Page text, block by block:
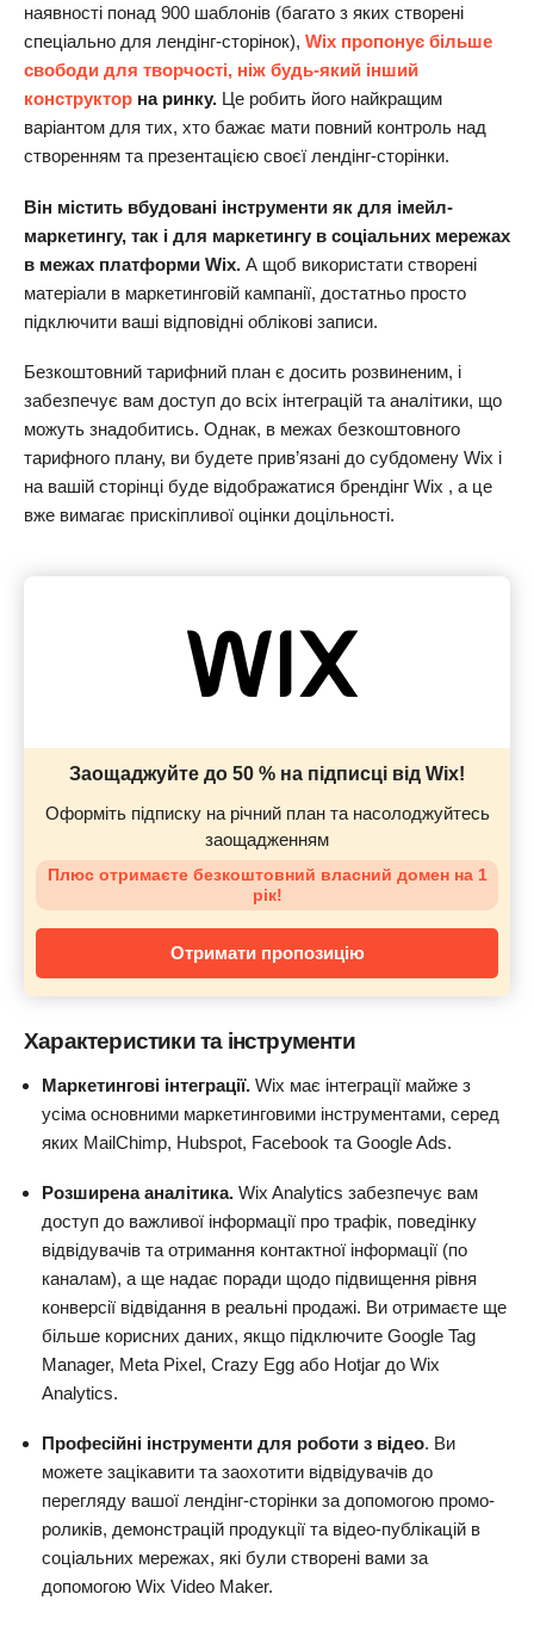
наявності понад 900 шаблонів (багато з яких створені
спеціально для лендінг-сторінок), Wix пропонує більше
свободи для творчості, ніж будь-який інший
конструктор на ринку. Це робить його найкращим
варіантом для тих, хто бажає мати повний контроль над
створенням та презентацією своєї лендінг-сторінки.
Він містить вбудовані інструменти як для імейл-
маркетингу, так і для маркетингу в соціальних мережах
в межах платформи Wix. А щоб використати створені
матеріали в маркетинговій кампанії, достатньо просто
підключити ваші відповідні облікові записи.
Безкоштовний тарифний план є досить розвиненим, і
забезпечує вам доступ до всіх інтеграцій та аналітики, що
можуть знадобитись. Однак, в межах безкоштовного
тарифного плану, ви будете прив’язані до субдомену Wix і
на вашій сторінці буде відображатися брендінг Wix , а це
вже вимагає прискіпливої оцінки доцільності.
Заощаджуйте до 50 % на підписці від Wix!
Оформіть підписку на річний план та насолоджуйтесь
заощадженням
Плюс отримаєте безкоштовний власний домен на 1
рік!
Отримати пропозицію
Характеристики та інструменти
Маркетингові інтеграції. Wix має інтеграції майже з
усіма основними маркетинговими інструментами, серед
яких MailChimp, Hubspot, Facebook та Google Ads.
Розширена аналітика. Wix Analytics забезпечує вам
доступ до важливої інформації про трафік, поведінку
відвідувачів та отримання контактної інформації (по
каналам), а ще надає поради щодо підвищення рівня
конверсії відвідання в реальні продажі. Ви отримаєте ще
більше корисних даних, якщо підключите Google Tag
Manager, Meta Pixel, Crazy Egg або Hotjar до Wix
Analytics.
Професійні інструменти для роботи з відео. Ви
можете зацікавити та заохотити відвідувачів до
перегляду вашої лендінг-сторінки за допомогою промо-
роликів, демонстрацій продукції та відео-публікацій в
соціальних мережах, які були створені вами за
допомогою Wix Video Maker.